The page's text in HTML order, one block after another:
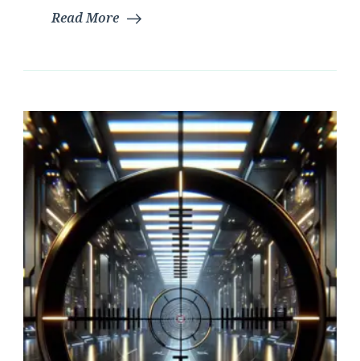
Read More